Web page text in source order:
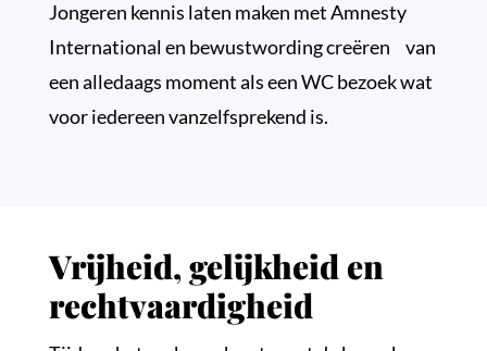
Jongeren kennis laten maken met Amnesty
International en bewustwording creëren van
een alledaags moment als een WC bezoek wat
voor iedereen vanzelfsprekend is.
Vrijheid, gelijkheid en
rechtvaardigheid